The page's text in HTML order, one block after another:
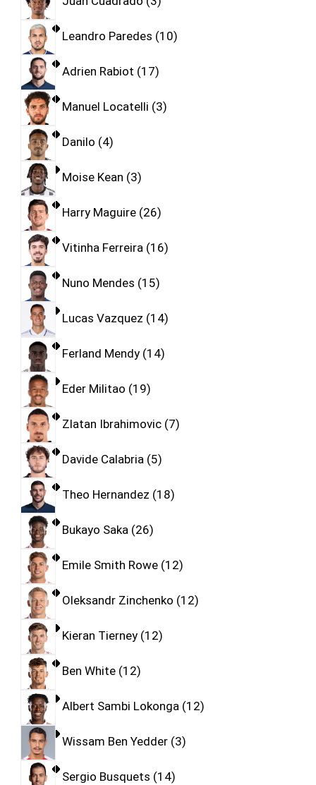
Leandro Paredes 10
Adrien Rabiot 17
Manuel Locatelli 3
Danilo 4
Moise Kean 3
Harry Maguire 26
Vitinha Ferreira 16
Nuno Mendes 15
Lucas Vazquez 14
Ferland Mendy 14
Eder Militao 19
Zlatan Ibrahimovic 7
Davide Calabria 5
Theo Hernandez 18
Bukayo Saka 26
Emile Smith Rowe 12
Oleksandr Zinchenko 12
Kieran Tierney 12
Ben White 12
Albert Sambi Lokonga 12
Wissam Ben Yedder 3
Sergio Busquets 14